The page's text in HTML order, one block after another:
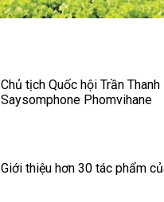
Chủ tịch Quốc hội Trần
Saysomphone Phomvihane
Giới thiệu hơn 30 tác phẩm